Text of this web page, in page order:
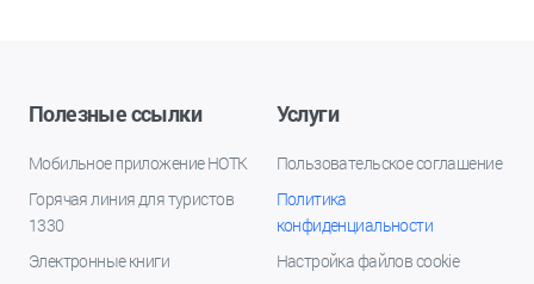
Полезные ссылки
Мобильное приложение НОТК
Горячая линия для туристов
1330
Электронные книги
Услуги
Пользовательское соглашение
Политика
конфиденциальности
Настройка файлов cookie